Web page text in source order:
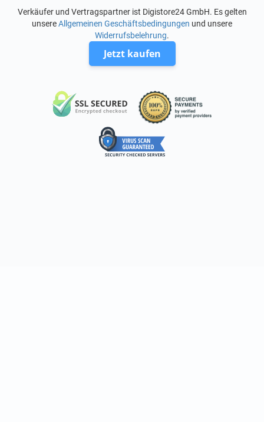
Verkäufer und Vertragspartner ist Digistore24 GmbH. Es gelten
unsereAllgemeinen Geschäftsbedingungen und unsere
Widerrufsbelehrung.
Jetzt kaufen